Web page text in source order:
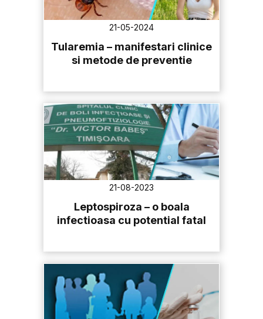
21-05-2024
Tularemia – manifestari clinice
si metode de preventie
21-08-2023
Leptospiroza – o boala
infectioasa cu potential fatal